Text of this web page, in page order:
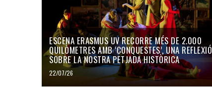
ESCENA ERASMUS UV RECORRE MÉS DE 2.000
QUILÒMETRES AMB ‘CONQUESTES’, UNA REFLEXIÓ
SOBRE LA NOSTRA PETJADA HISTÒRICA
22/07/26